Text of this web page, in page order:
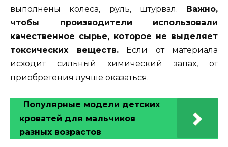
выполнены колеса, руль, штурвал. Важно,
чтобы производители использовали
качественное сырье, которое не выделяет
токсических веществ.Если от материала
исходит сильный химический запах, от
приобретения лучше оказаться.
Популярные модели детских
кроватей для мальчиков
разных возрастов